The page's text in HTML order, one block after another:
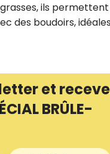
ils
des boudoirs, idéales
et
BRÛLE-